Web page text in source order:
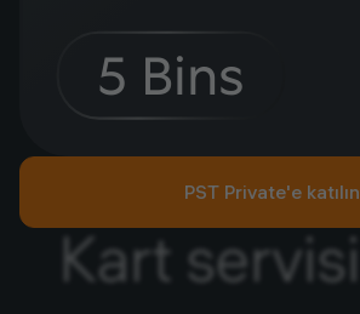
5 Bins
PST Private'e katılın
Kart servisi